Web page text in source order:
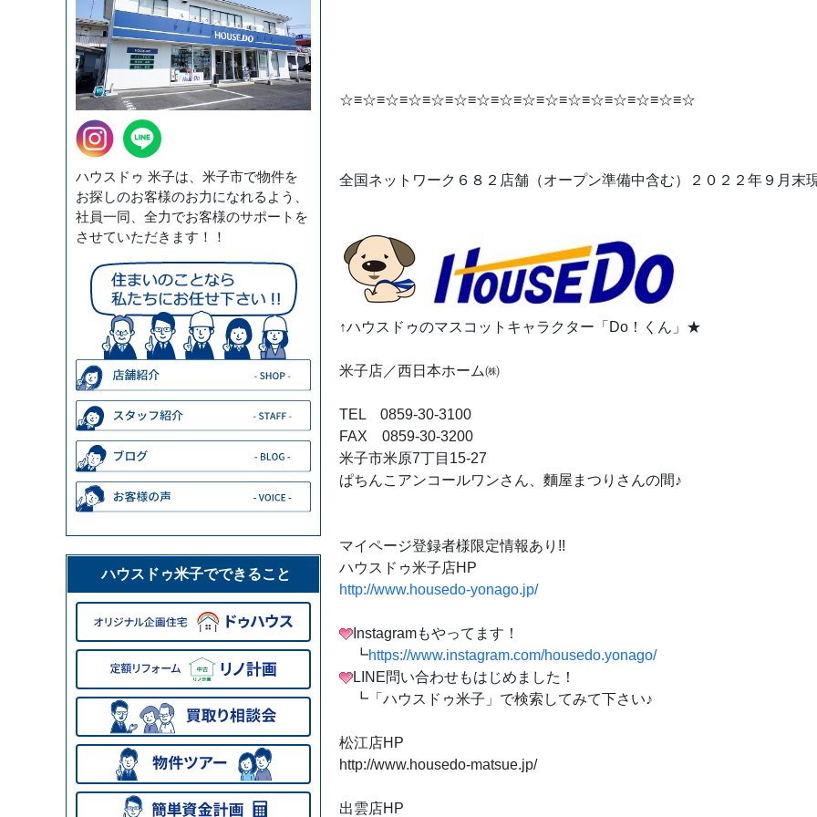
☆≡☆≡☆≡☆≡☆≡☆≡☆≡☆≡☆≡☆≡☆≡☆≡☆≡☆≡☆≡☆
全国ネットワーク６８２店舗（オープン準備中含む）２０２２年９月末
↑ハウスドゥのマスコットキャラクター「Do！くん」★
米子店／西日本ホーム㈱
TEL 0859-30-3100
FAX 0859-30-3200
米子市米原7丁目15-27
ぱちんこアンコールワンさん、麵屋まつりさんの間♪
マイページ登録者様限定情報あり!!
ハウスドゥ米子店HP
http://www.housedo-yonago.jp/
Instagramもやってます！
┗https://www.instagram.com/housedo.yonago/
LINE問い合わせもはじめました！
┗「ハウスドゥ米子」で検索してみて下さい♪
松江店HP
http://www.housedo-matsue.jp/
出雲店HP
ハウスドゥ 米子は、米子市で物件を
お探しのお客様のお力になれるよう、
社員一同、全力でお客様のサポートを
させていただきます！！
ハウスドゥ米子でできること